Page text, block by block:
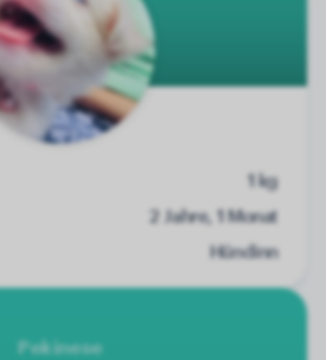
1 kg
2 Jahre, 1 Monat
Hündinn
Pekinese